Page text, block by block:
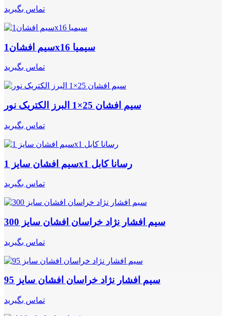
تماس بگیرید
سیم افشان1x16 سیمیا
تماس بگیرید
سیم افشان 25×1 البرز الکتریک نور
تماس بگیرید
سیم افشان سایز 1x1 رسانا کابل
تماس بگیرید
سیم افشار نژاد خراسان افشان سایز 300
تماس بگیرید
سیم افشار نژاد خراسان افشان سایز 95
تماس بگیرید